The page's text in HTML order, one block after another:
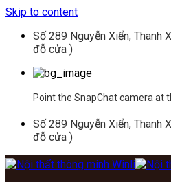
Skip to content
Số 289 Nguyễn Xiển, Thanh
đỗ cửa )
Point the SnapChat camera at
Số 289 Nguyễn Xiển, Thanh
đỗ cửa )